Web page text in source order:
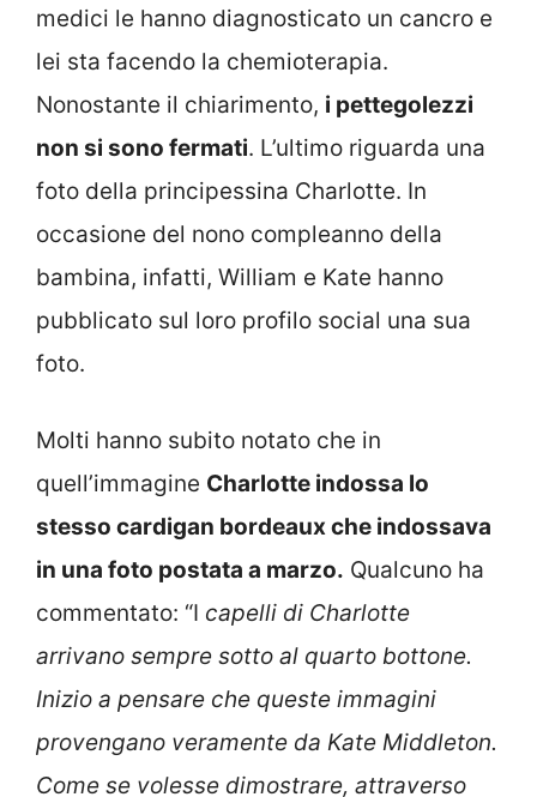
medici le hanno diagnosticato un cancro e
lei sta facendo la chemioterapia.
Nonostante il chiarimento, i pettegolezzi
non si sono fermati. L’ultimo riguarda una
foto della principessina Charlotte. In
occasione del nono compleanno della
bambina, infatti, William e Kate hanno
pubblicato sul loro profilo social una sua
foto.
Molti hanno subito notato che in
quell’immagine Charlotte indossa lo
stesso cardigan bordeaux che indossava
in una foto postata a marzo. Qualcuno ha
commentato: “I capelli di Charlotte
arrivano sempre sotto al quarto bottone.
Inizio a pensare che queste immagini
provengano veramente da Kate Middleton.
Come se volesse dimostrare, attraverso